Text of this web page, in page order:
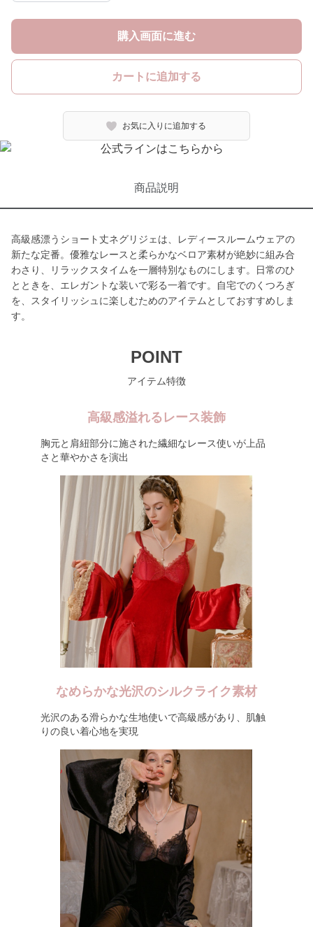
購入画面に進む
カートに追加する
お気に入りに追加する
商品説明
高級感漂うショート丈ネグリジェは、レディースルームウェアの
新たな定番。優雅なレースと柔らかなベロア素材が絶妙に組み合
わさり、リラックスタイムを一層特別なものにします。日常のひ
とときを、エレガントな装いで彩る一着です。自宅でのくつろぎ
を、スタイリッシュに楽しむためのアイテムとしておすすめしま
す。
POINT
アイテム特徴
高級感溢れるレース装飾
胸元と肩紐部分に施された繊細なレース使いが上品
さと華やかさを演出
なめらかな光沢のシルクライク素材
光沢のある滑らかな生地使いで高級感があり、肌触
りの良い着心地を実現